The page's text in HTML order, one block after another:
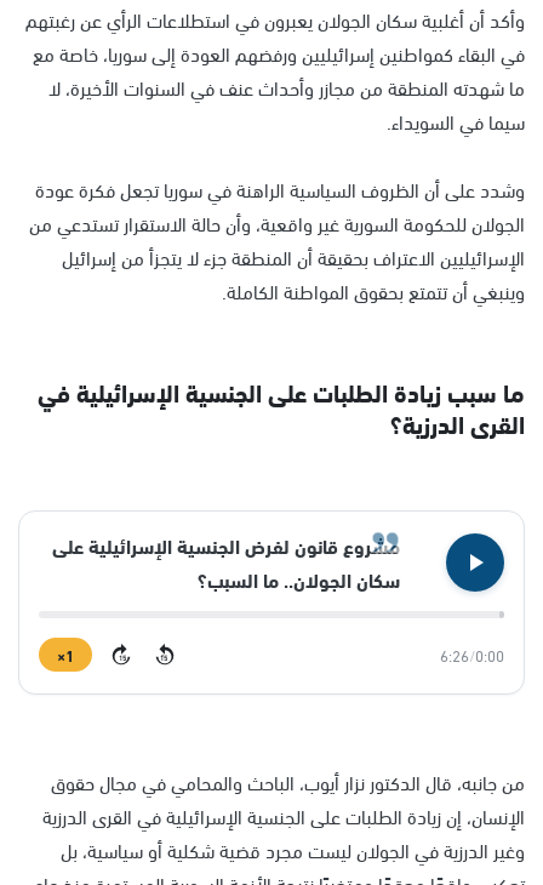
وأكد أن أغلبية سكان الجولان يعبرون في استطلاعات الرأي عن رغبتهم
في البقاء كمواطنين إسرائيليين ورفضهم العودة إلى سوريا، خاصة مع
ما شهدته المنطقة من مجازر وأحداث عنف في السنوات الأخيرة، لا
سيما في السويداء.
وشدد على أن الظروف السياسية الراهنة في سوريا تجعل فكرة عودة
الجولان للحكومة السورية غير واقعية، وأن حالة الاستقرار تستدعي من
الإسرائيليين الاعتراف بحقيقة أن المنطقة جزء لا يتجزأ من إسرائيل
وينبغي أن تتمتع بحقوق المواطنة الكاملة.
ما سبب زيادة الطلبات على الجنسية الإسرائيلية في
القرى الدرزية؟
مشروع قانون لفرض الجنسية الإسرائيلية على
سكان الجولان.. ما السبب؟
0:00
/
6:26
15
15
1×
من جانبه، قال الدكتور نزار أيوب، الباحث والمحامي في مجال حقوق
الإنسان، إن زيادة الطلبات على الجنسية الإسرائيلية في القرى الدرزية
وغير الدرزية في الجولان ليست مجرد قضية شكلية أو سياسية، بل